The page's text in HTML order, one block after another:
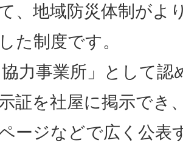
、地域防災体制がよ
た制度です。
協力事業所」として
証を社屋に掲示でき
ージなどで広く公表